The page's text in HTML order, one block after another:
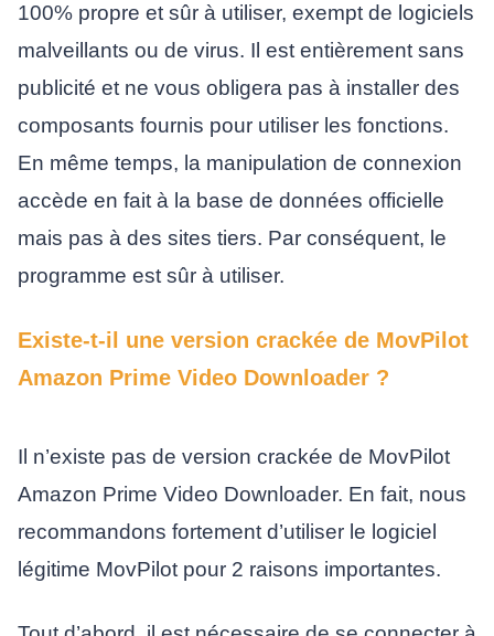
100% propre et sûr à utiliser, exempt de logiciels
malveillants ou de virus. Il est entièrement sans
publicité et ne vous obligera pas à installer des
composants fournis pour utiliser les fonctions.
En même temps, la manipulation de connexion
accède en fait à la base de données officielle
mais pas à des sites tiers. Par conséquent, le
programme est sûr à utiliser.
Existe-t-il une version crackée de MovPilot
Amazon Prime Video Downloader ?
Il n’existe pas de version crackée de MovPilot
Amazon Prime Video Downloader. En fait, nous
recommandons fortement d’utiliser le logiciel
légitime MovPilot pour 2 raisons importantes.